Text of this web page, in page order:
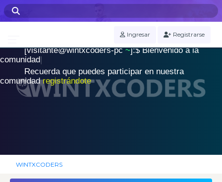
Ingresar Registrarse
WINTXCODERS Terminal
[visitante@wintxcoders-pc~]:$ .
Bienvenido a la
comunidad|
Recuerda que puedes participar en nuestra
comunidadregistrándote
WINTXCODERS